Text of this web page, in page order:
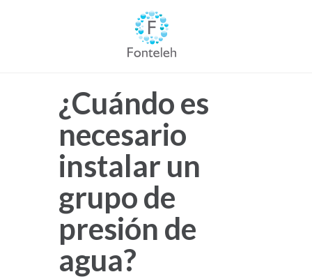
¿Cuándo es
necesario
instalar un
grupo de
presión de
agua?